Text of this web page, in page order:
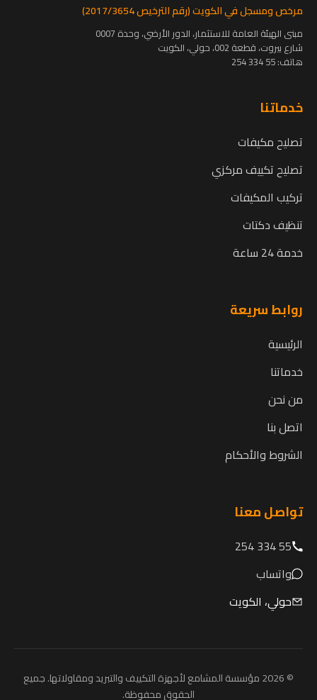
مرخص ومسجل في الكويت (رقم الترخيص 2017/3654)
مبنى الهيئة العامة للاستثمار، الدور الأرضي، وحدة 0007
شارع بيروت، قطعة 002، حولي، الكويت
هاتف:55 334 254
خدماتنا
تصليح مكيفات
تصليح تكييف مركزي
تركيب المكيفات
تنظيف دكتات
خدمة 24 ساعة
روابط سريعة
الرئيسية
خدماتنا
من نحن
اتصل بنا
الشروط والأحكام
تواصل معنا
55 334 254
واتساب
حولي، الكويت
© 2026 مؤسسة المشامع لأجهزة التكييف والتبريد ومقاولاتها. جميع
الحقوق محفوظة.